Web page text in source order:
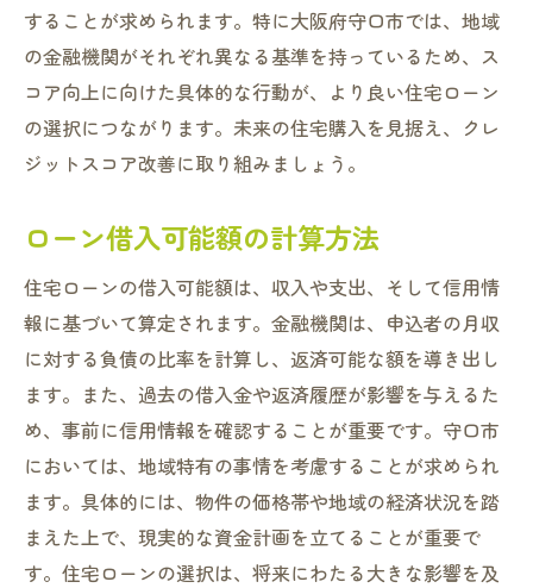
することが求められます。特に大阪府守口市では、地域
の金融機関がそれぞれ異なる基準を持っているため、ス
コア向上に向けた具体的な行動が、より良い住宅ローン
の選択につながります。未来の住宅購入を見据え、クレ
ジットスコア改善に取り組みましょう。
ローン借入可能額の計算方法
住宅ローンの借入可能額は、収入や支出、そして信用情
報に基づいて算定されます。金融機関は、申込者の月収
に対する負債の比率を計算し、返済可能な額を導き出し
ます。また、過去の借入金や返済履歴が影響を与えるた
め、事前に信用情報を確認することが重要です。守口市
においては、地域特有の事情を考慮することが求められ
ます。具体的には、物件の価格帯や地域の経済状況を踏
まえた上で、現実的な資金計画を立てることが重要で
す。住宅ローンの選択は、将来にわたる大きな影響を及